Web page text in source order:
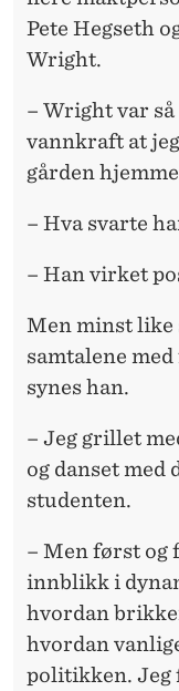
Pete Hegseth
Wright.
– Wright var
vannkraft at
gården
– Hva svarte
– Han virket
Men minst like
samtalene
synes han.
– Jeg grillet
og danset med
studenten.
– Men først og
innblikk i
hvordan
hvordan
politikken. Jeg